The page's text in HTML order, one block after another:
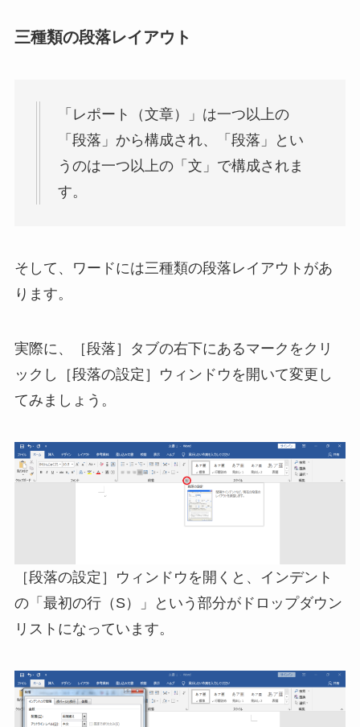
三種類の段落レイアウト
「レポート（文章）」は一つ以上の
「段落」から構成され、「段落」とい
うのは一つ以上の「文」で構成されま
す。
そして、ワードには三種類の段落レイアウトがあ
ります。
実際に、［段落］タブの右下にあるマークをクリ
ックし［段落の設定］ウィンドウを開いて変更し
てみましょう。
［段落の設定］ウィンドウを開くと、インデント
の「最初の行（S）」という部分がドロップダウン
リストになっています。